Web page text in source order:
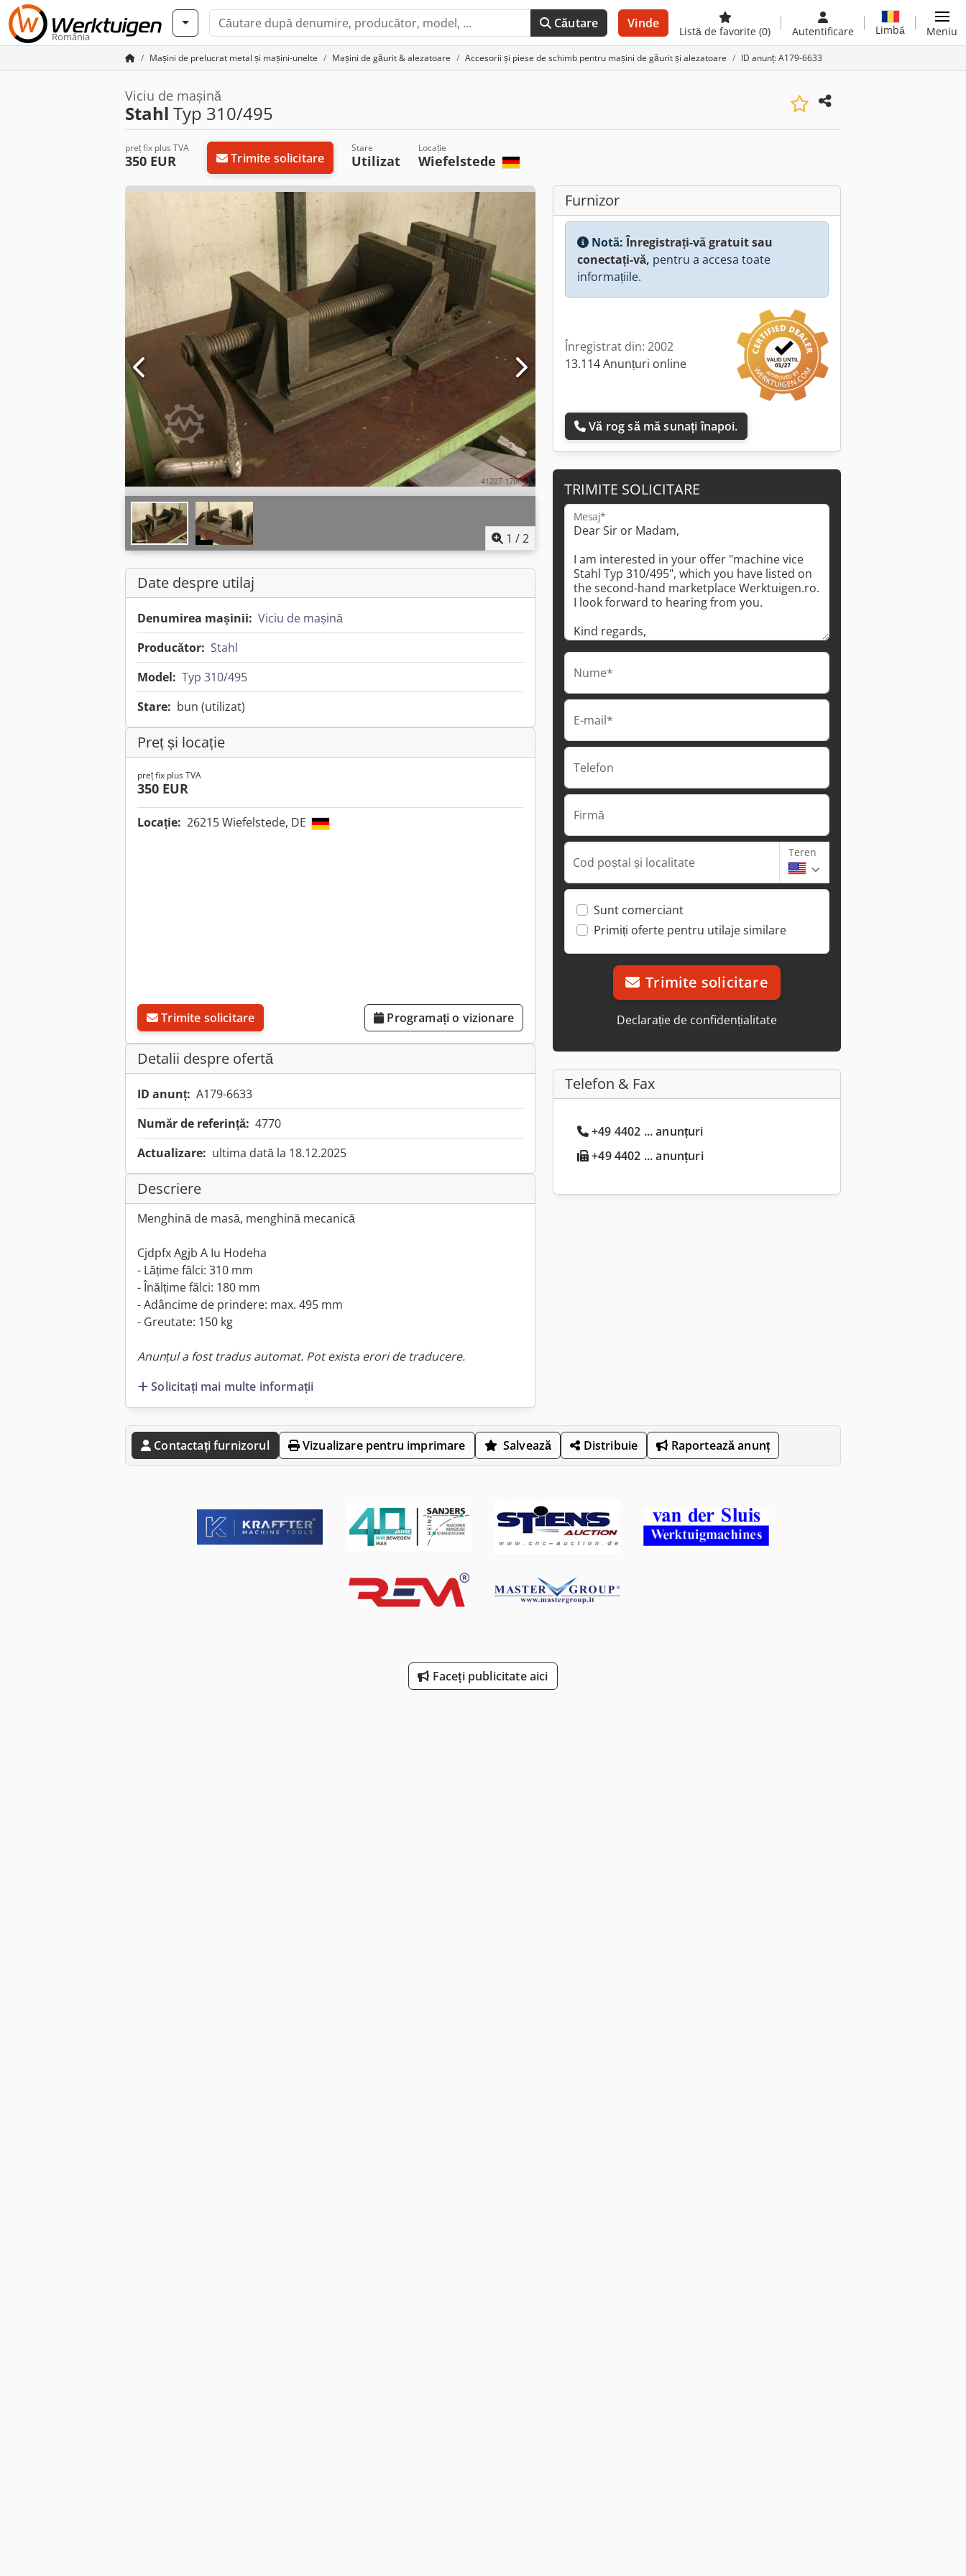
România
Căutare Vinde
Listă de favorite (0) Autentificare Limbă Meniu
Mașini de prelucrat metal și mașini-unelte Mașini de găurit & alezatoare Accesorii și piese de schimb pentru mașini de găurit și alezatoare ID anunț: A179-6633
Viciu de mașină
Stahl Typ 310/495
preț fix plus TVA
350 EUR Trimite solicitare
Stare
Utilizat
Locație
Wiefelstede
1 /2
Date despre utilaj
Denumirea mașinii: Viciu de mașină
Producător: Stahl
Model: Typ 310/495
Stare: bun (utilizat)
Preț și locație
preț fix plus TVA
350 EUR
Locație: 26215 Wiefelstede, DE
Trimite solicitare Programați o vizionare
Detalii despre ofertă
ID anunț: A179-6633
Număr de referință: 4770
Actualizare: ultima dată la 18.12.2025
Descriere
Menghină de masă, menghină mecanică
Cjdpfx Agjb A Iu Hodeha
- Lățime fălci: 310 mm
- Înălțime fălci: 180 mm
- Adâncime de prindere: max. 495 mm
- Greutate: 150 kg
Anunțul a fost tradus automat. Pot exista erori de traducere.
Solicitați mai multe informații
Furnizor
Notă:Înregistrați-vă gratuit sau
conectați-vă, pentru a accesa toate
informațiile.
Înregistrat din: 2002
13.114 Anunțuri online
Vă rog să mă sunați înapoi.
TRIMITE SOLICITARE
Mesaj*
Nume*
E-mail*
Telefon
Firmă
Cod poștal și localitate
Teren
Sunt comerciant
Primiți oferte pentru utilaje similare
Trimite solicitare
Declarație de confidențialitate
Telefon & Fax
+49 4402 ... anunțuri
+49 4402 ... anunțuri
Contactați furnizorul Vizualizare pentru imprimare Salvează Distribuie Raportează anunț
Faceți publicitate aici